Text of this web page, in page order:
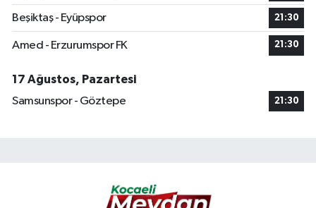
Beşiktaş - Eyüpspor 21:30
Amed - Erzurumspor FK 21:30
17 Ağustos, Pazartesi
Samsunspor - Göztepe
21:30